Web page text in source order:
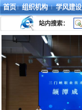
首页 | 组织机构 | 学风建设
站内搜索：